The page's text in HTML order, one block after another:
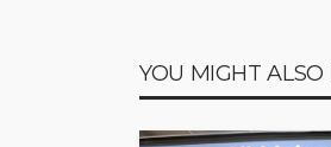
YOU MIGHT ALSO